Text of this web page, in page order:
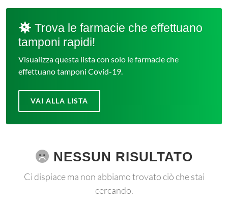
Trova le farmacie che effettuano
tamponi rapidi!
Visualizza questa lista con solo le farmacie che
effettuano tamponi Covid-19.
VAI ALLA LISTA
NESSUN RISULTATO
Ci dispiace ma non abbiamo trovato ciò che stai
cercando.